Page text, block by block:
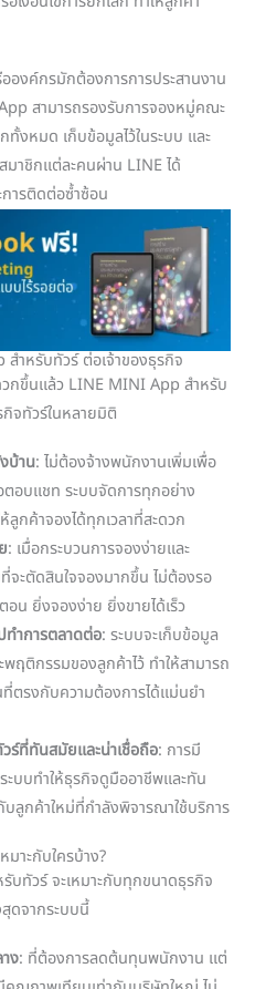
งค์กรมักต้องการการประสานงาน
สามารถรองรับการจองหมู่คณะ
งหมด เก็บข้อมูลไว้ในระบบ และ
มาชิกแต่ละคนผ่าน LINE ได้
ารติดต่อซ้ำซ้อน
ำหรับทัวร์ ต่อเจ้าของธุรกิจ
กขึ้นแล้ว LINE MINI App สำหรับ
จทัวร์ในหลายมิติ
บ้าน: ไม่ต้องจ้างพนักงานเพิ่มเพื่อ
อบแชท ระบบจัดการทุกอย่าง
ลูกค้าจองได้ทุกเวลาที่สะดวก
: เมื่อกระบวนการจองง่ายและ
จะตัดสินใจจองมากขึ้น ไม่ต้องรอ
น ยิ่งจองง่าย ยิ่งขายได้เร็ว
ทำการตลาดต่อ: ระบบจะเก็บข้อมูล
ฤติกรรมของลูกค้าไว้ ทำให้สามารถ
ที่ตรงกับความต้องการได้แม่นยำ
ที่ทันสมัยและน่าเชื่อถือ: การมี
ะบบทำให้ธุรกิจดูมืออาชีพและทัน
ลูกค้าใหม่ที่กำลังพิจารณาใช้บริการ
าะกับใครบ้าง?
ทัวร์ จะเหมาะกับทุกขนาดธุรกิจ
ดจากระบบนี้
ง: ที่ต้องการลดต้นทุนพนักงาน แต่